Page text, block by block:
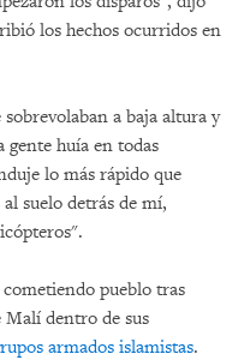
los hechos ocurridos en
a baja altura y
gente huía en todas
lo más rápido que
suelo detrás de mí,
cometiendo pueblo tras
Malí dentro de sus
armados islamistas.